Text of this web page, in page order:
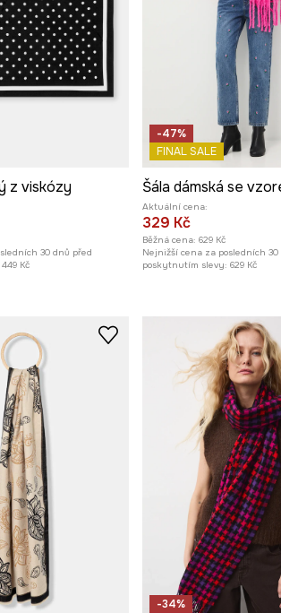
z viskózy
30 dnů před
449 Kč
-47%
FINAL SALE
Šála dámská se
Aktuální cena:
329 Kč
Běžná cena: 629 Kč
Nejnižší cena za posledních 30
poskytnutím slevy: 629 Kč
-34%